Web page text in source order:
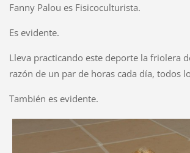
Fanny Palou es Fisicoculturista.
Es evidente.
Lleva practicando este deporte la friolera
razón de un par de horas cada día, todos
También es evidente.